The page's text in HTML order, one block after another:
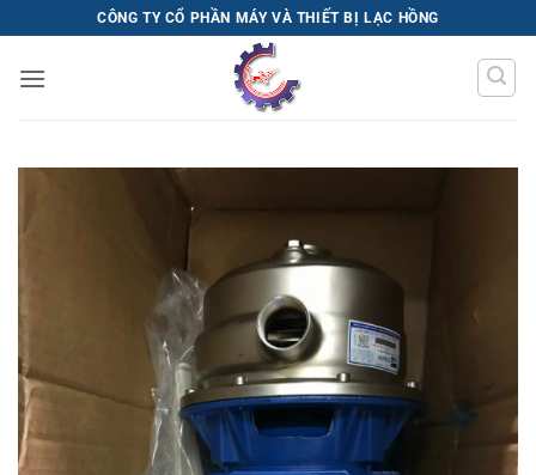
qua
nội
CÔNG TY CỔ PHẦN MÁY VÀ THIẾT BỊ LẠC HỒNG